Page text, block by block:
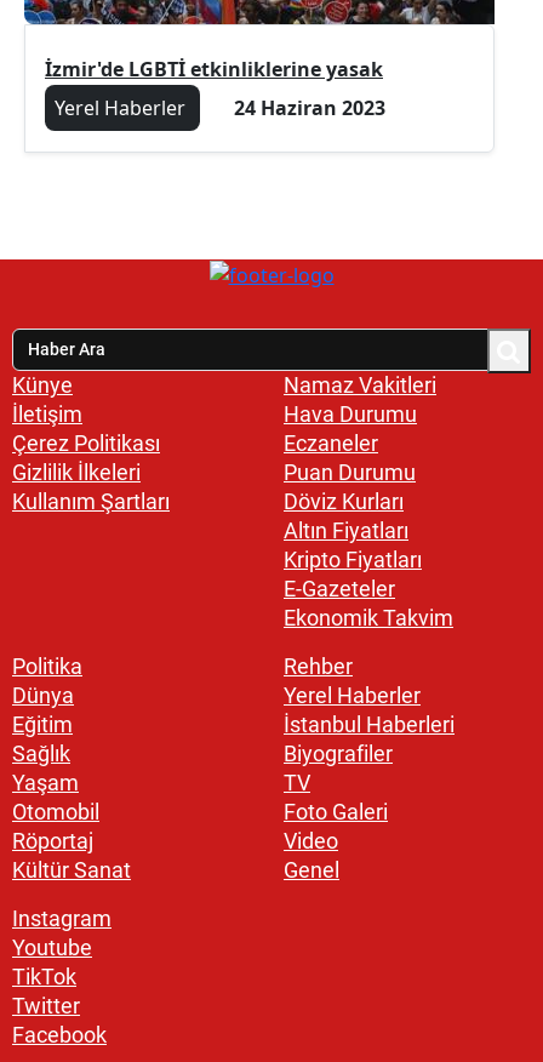
İzmir'de LGBTİ etkinliklerine yasak
Yerel Haberler
24 Haziran 2023
Künye
İletişim
Çerez Politikası
Gizlilik İlkeleri
Kullanım Şartları
Namaz Vakitleri
Hava Durumu
Eczaneler
Puan Durumu
Döviz Kurları
Altın Fiyatları
Kripto Fiyatları
E-Gazeteler
Ekonomik Takvim
Politika
Dünya
Eğitim
Sağlık
Yaşam
Otomobil
Röportaj
Kültür Sanat
Rehber
Yerel Haberler
İstanbul Haberleri
Biyografiler
TV
Foto Galeri
Video
Genel
Instagram
Youtube
TikTok
Twitter
Facebook